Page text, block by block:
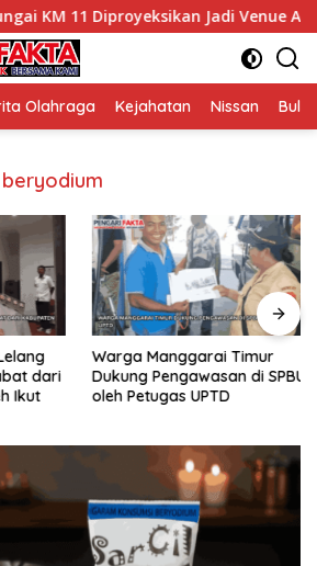
11 Diproyeksikan Jadi Venue Arung
Olahraga Kejahatan Nissan
dari
Ikut
Warga Manggarai Timur
Dukung Pengawasan di SPBU
oleh Petugas UPTD